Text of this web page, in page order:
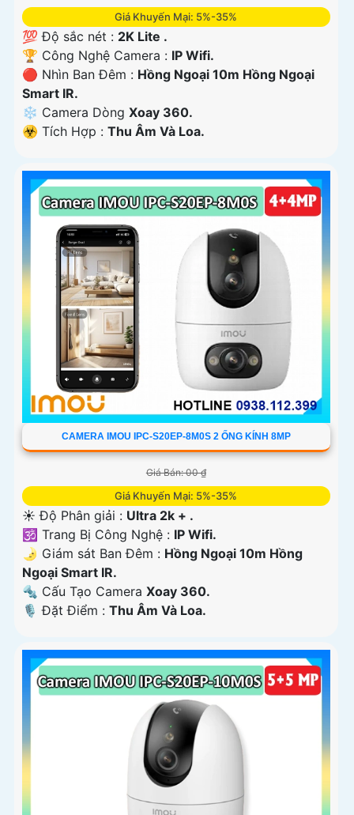
Giá Khuyến Mại: 5%-35%
💯 Độ sắc nét : 2K Lite .
🏆 Công Nghệ Camera : IP Wifi.
🔴 Nhìn Ban Đêm : Hồng Ngoại 10m Hồng Ngoại
Smart IR.
❄ Camera Dòng Xoay 360.
️☣️ Tích Hợp : Thu Âm Và Loa.
CAMERA IMOU IPC-S20EP-8M0S 2 ỐNG KÍNH 8MP
Giá Bán: 00 ₫
Giá Khuyến Mại: 5%-35%
☀️ Độ Phân giải : Ultra 2k + .
🕉️ Trang Bị Công Nghệ : IP Wifi.
🌛 Giám sát Ban Đêm : Hồng Ngoại 10m Hồng
Ngoại Smart IR.
🔩 Cấu Tạo Camera Xoay 360.
️🎙 Đặt Điểm : Thu Âm Và Loa.